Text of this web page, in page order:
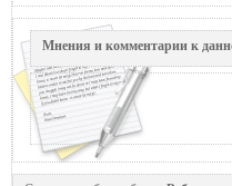
Мнения и комментарии к